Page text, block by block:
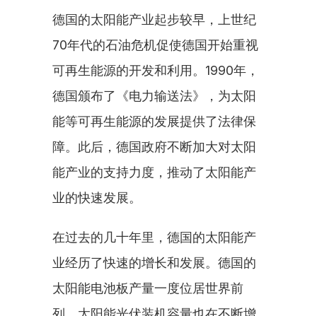
德国的太阳能产业起步较早，上世纪
70年代的石油危机促使德国开始重视
可再生能源的开发和利用。1990年，
德国颁布了《电力输送法》，为太阳
能等可再生能源的发展提供了法律保
障。此后，德国政府不断加大对太阳
能产业的支持力度，推动了太阳能产
业的快速发展。
在过去的几十年里，德国的太阳能产
业经历了快速的增长和发展。德国的
太阳能电池板产量一度位居世界前